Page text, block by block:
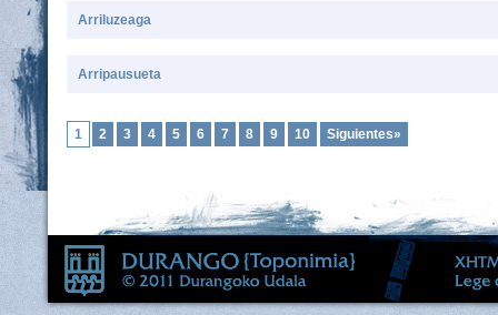
Arriluzeaga
Arripausueta
1 2 3 4 5 6 7 8 9 10 Siguientes»